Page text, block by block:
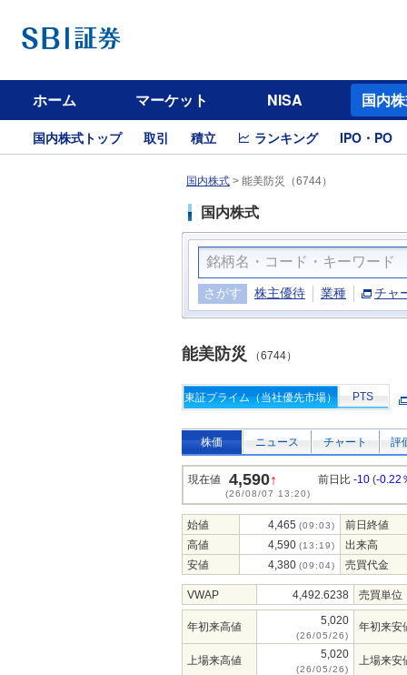
ホーム マーケット NISA 国内
国内株式トップ 取引 積立 ランキング IPO・PO
国内株式 > 能美防災（6744）
国内株式
さがす 株主優待 業種 チャ
能美防災 （6744）
東証プライム（当社優先市場） PTS
株価 ニュース チャート 評
現在値 4,590↑
(26/08/07 13:20)
前日比 -10 (-0.22
始値 4,465 (09:03)
前日終値
高値
4,590 (13:19)
出来高
安値
4,380 (09:04) 売買代金
VWAP 4,492.6238 売買単位
年初来高値 5,020
(26/05/26)
年初来安
上場来高値 5,020
(26/05/26)
上場来安